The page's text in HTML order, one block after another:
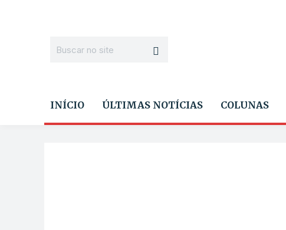
INÍCIO ÚLTIMAS NOTÍCIAS COLUNAS